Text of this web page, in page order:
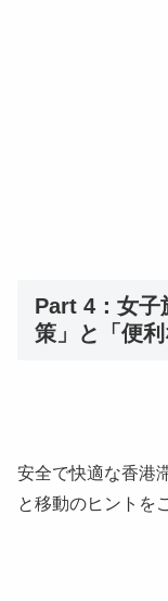
Part 4：女子
策」と「便利
安全で快適な香港
と移動のヒントを